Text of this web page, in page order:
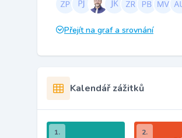
Přejít na graf a srovnání
Kalendář zážitků
1. 2.